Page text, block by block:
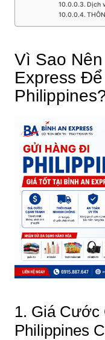
Dịch
Vì Sao
Express
1. Giá
Philippines